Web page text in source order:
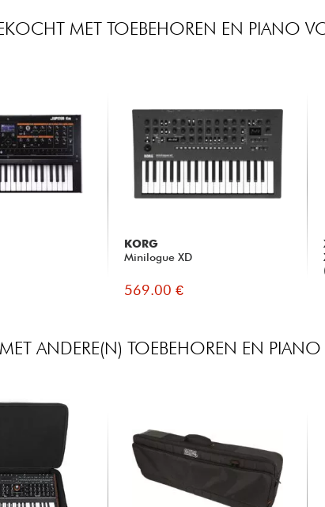
MET TOEBEHOREN EN PIANO
KORG
Minilogue XD
569.00 €
MET ANDERE(N) TOEBEHOREN EN